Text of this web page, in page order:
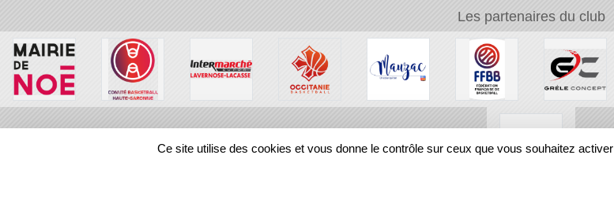
Les partenaires du club
Ce site utilise des cookies et vous donne le contrôle sur ceux que vous souhaitez activer